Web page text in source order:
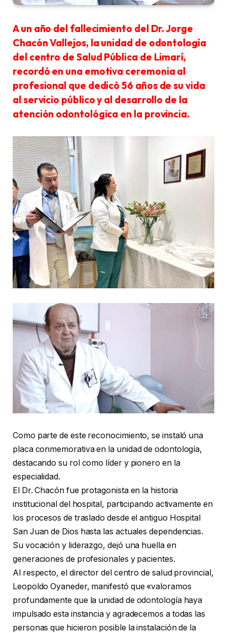
A un año del fallecimiento del Dr. Jorge
Chacón Vallejos, la unidad de odontología
del centro de Salud Pública de Limarí,
recordó en una emotiva ceremonia al
profesional que dedicó 56 años de su vida
al servicio público y al desarrollo de la
atención odontológica en la provincia.
Como parte de este reconocimiento, se instaló una
placa conmemorativa en la unidad de odontología,
destacando su rol como líder y pionero en la
especialidad.
El Dr. Chacón fue protagonista en la historia
institucional del hospital, participando activamente en
los procesos de traslado desde el antiguo Hospital
San Juan de Dios hasta las actuales dependencias.
Su vocación y liderazgo, dejó una huella en
generaciones de profesionales y pacientes.
Al respecto, el director del centro de salud provincial,
Leopoldo Oyaneder, manifestó que «valoramos
profundamente que la unidad de odontología haya
impulsado esta instancia y agradecemos a todas las
personas que hicieron posible la instalación de la